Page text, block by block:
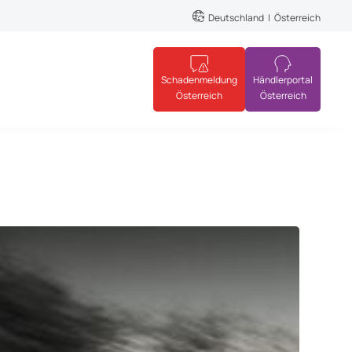
Deutschland Österreich
Händlerportal
Österreich
Schadenmeldung
Österreich